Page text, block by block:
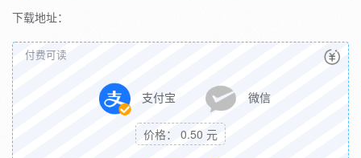
下载地址：
支付宝 微信
价格： 0.50 元
付费可读